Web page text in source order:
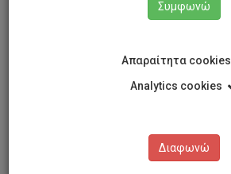
Συμφωνώ
Απαραίτητα cookies
Analytics cookies
Διαφωνώ